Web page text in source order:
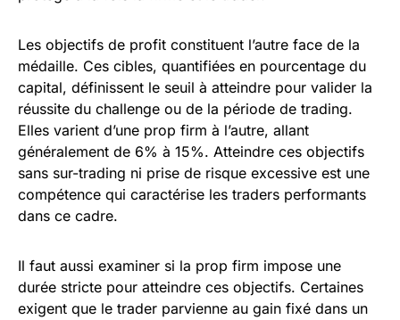
Les objectifs de profit constituent l’autre face de la
médaille. Ces cibles, quantifiées en pourcentage du
capital, définissent le seuil à atteindre pour valider la
réussite du challenge ou de la période de trading.
Elles varient d’une prop firm à l’autre, allant
généralement de 6% à 15%. Atteindre ces objectifs
sans sur-trading ni prise de risque excessive est une
compétence qui caractérise les traders performants
dans ce cadre.
Il faut aussi examiner si la prop firm impose une
durée stricte pour atteindre ces objectifs. Certaines
exigent que le trader parvienne au gain fixé dans un